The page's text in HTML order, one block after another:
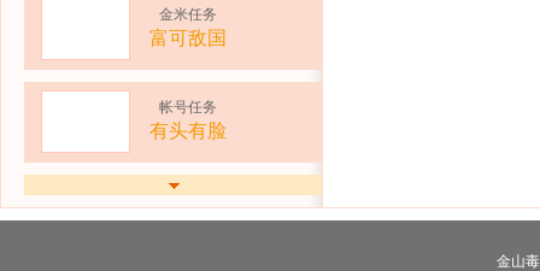
金米任务
富可敌国
帐号任务
有头有脸
每月礼包
黄金勋章礼包
金山